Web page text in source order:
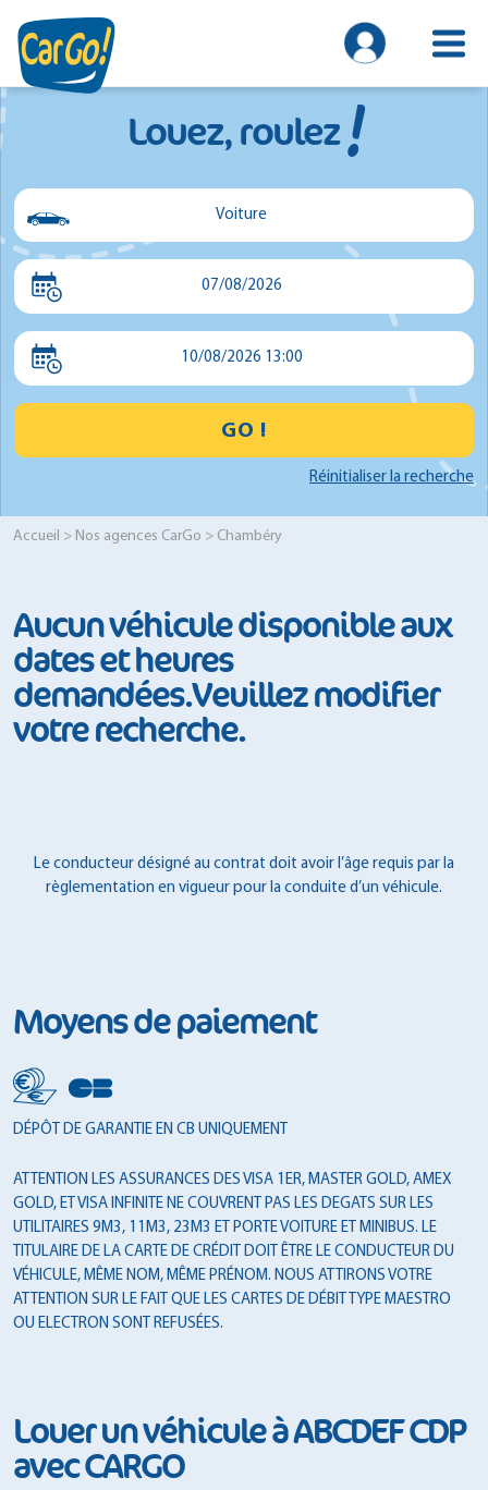
Louez, roulez!
Voiture
Voiture
07/08/2026
10/08/2026 13:00
GO !
Réinitialiser la recherche
Accueil > Nos agences CarGo > Chambéry
Aucun véhicule disponible aux
dates et heures
demandées.Veuillez modifier
votre recherche.
Le conducteur désigné au contrat doit avoir l’âge requis par la
règlementation en vigueur pour la conduite d’un véhicule.
Moyens de paiement
DÉPÔT DE GARANTIE EN CB UNIQUEMENT
ATTENTION LES ASSURANCES DES VISA 1ER, MASTER GOLD, AMEX
GOLD, ET VISA INFINITE NE COUVRENT PAS LES DEGATS SUR LES
UTILITAIRES 9M3, 11M3, 23M3 ET PORTE VOITURE ET MINIBUS. LE
TITULAIRE DE LA CARTE DE CRÉDIT DOIT ÊTRE LE CONDUCTEUR DU
VÉHICULE, MÊME NOM, MÊME PRÉNOM. NOUS ATTIRONS VOTRE
ATTENTION SUR LE FAIT QUE LES CARTES DE DÉBIT TYPE MAESTRO
OU ELECTRON SONT REFUSÉES.
Louer un véhicule à ABCDEF CDP
avec CARGO